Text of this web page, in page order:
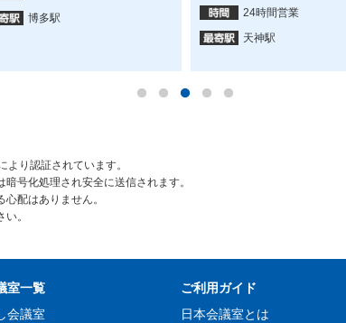
博多駅
24時間営業
天神駅
より認証されています。
号化処理され安全に送信されます。
配はありません。
。
室一覧
会議室
ご利用ガイド
日本会議室とは